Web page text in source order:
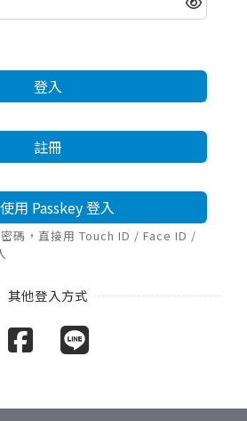
登入
註冊
用 Passkey 登入
碼，直接用 Touch ID / Face ID /